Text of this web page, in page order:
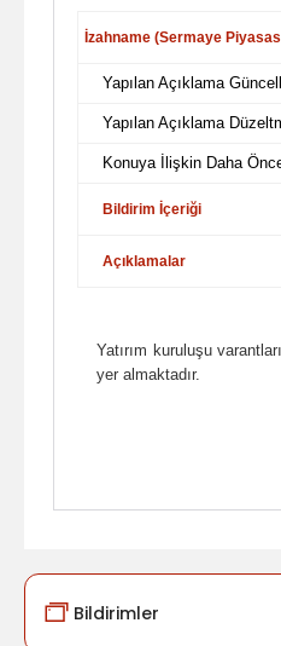
İzahname (Sermaye
Yapılan Açıklama
Yapılan Açıklama
Konuya İlişkin Daha
Bildirim İçeriği
Açıklamalar
Yatırım kuruluşu
yer almaktadır.
Bildirimler